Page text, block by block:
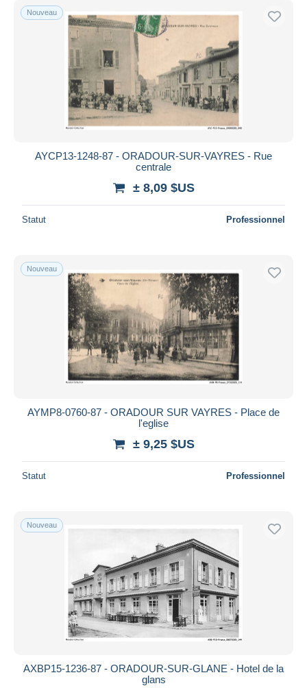
Nouveau
AYCP13-1248-87 - ORADOUR-SUR-VAYRES - Rue
centrale
± 8,09 $US
Statut Professionnel
Nouveau
AYMP8-0760-87 - ORADOUR SUR VAYRES - Place de
l'eglise
± 9,25 $US
Statut Professionnel
Nouveau
AXBP15-1236-87 - ORADOUR-SUR-GLANE - Hotel de la
glans